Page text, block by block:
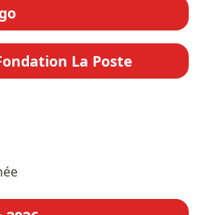
La Poste